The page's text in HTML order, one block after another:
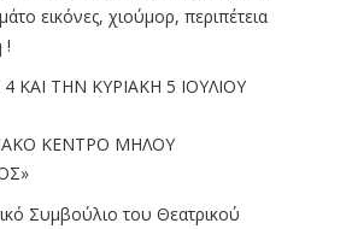
εικόνες, χιούμορ, περιπέτεια
!
ΚΑΙ ΤΗΝ ΚΥΡΙΑΚΗ 5 ΙΟΥΛΙΟΥ
ΚΕΝΤΡΟ ΜΗΛΟΥ
Συμβούλιο του Θεατρικού